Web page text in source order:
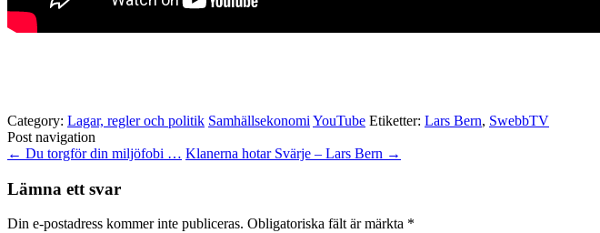
Category: Lagar, regler och politik Samhällsekonomi YouTube Etiketter: Lars Bern, SwebbTV
Post navigation
← Du torgför din miljöfobi … Klanerna hotar Svärje – Lars Bern →
Lämna ett svar
Din e-postadress kommer inte publiceras. Obligatoriska fält är märkta *